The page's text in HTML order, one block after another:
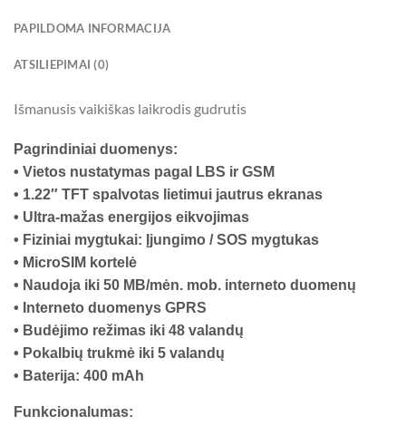
PAPILDOMA INFORMACIJA
ATSILIEPIMAI (0)
Išmanusis vaikiškas laikrodis gudrutis
Pagrindiniai duomenys:
• Vietos nustatymas pagal LBS ir GSM
• 1.22″ TFT spalvotas lietimui jautrus ekranas
• Ultra-mažas energijos eikvojimas
• Fiziniai mygtukai: Įjungimo / SOS mygtukas
• MicroSIM kortelė
• Naudoja iki 50 MB/mėn. mob. interneto duomenų
• Interneto duomenys GPRS
• Budėjimo režimas iki 48 valandų
• Pokalbių trukmė iki 5 valandų
• Baterija: 400 mAh
Funkcionalumas: